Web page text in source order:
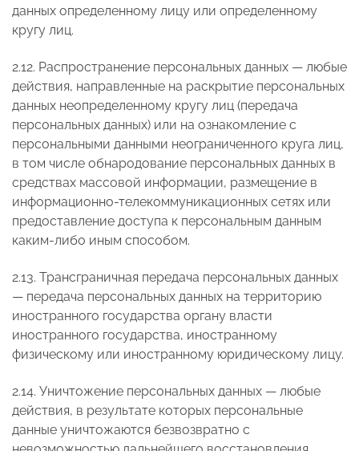
данных определенному лицу или определенному
кругу лиц.
2.12. Распространение персональных данных — любые
действия, направленные на раскрытие персональных
данных неопределенному кругу лиц (передача
персональных данных) или на ознакомление с
персональными данными неограниченного круга лиц,
в том числе обнародование персональных данных в
средствах массовой информации, размещение в
информационно-телекоммуникационных сетях или
предоставление доступа к персональным данным
каким-либо иным способом.
2.13. Трансграничная передача персональных данных
— передача персональных данных на территорию
иностранного государства органу власти
иностранного государства, иностранному
физическому или иностранному юридическому лицу.
2.14. Уничтожение персональных данных — любые
действия, в результате которых персональные
данные уничтожаются безвозвратно с